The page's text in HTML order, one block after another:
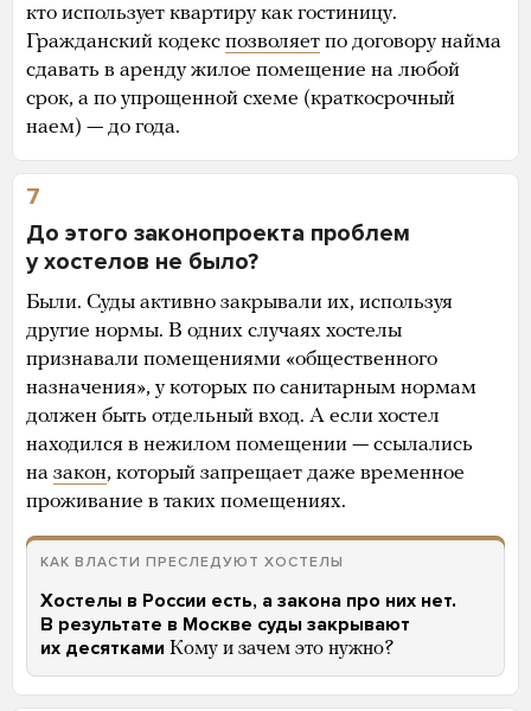
кто использует квартиру как гостиницу.
Гражданский кодекс позволяет по договору найма
сдавать в аренду жилое помещение на любой
срок, а по упрощенной схеме (краткосрочный
наем) — до года.
7
До этого законопроекта проблем
у хостелов не было?
Были. Суды активно закрывали их, используя
другие нормы. В одних случаях хостелы
признавали помещениями «общественного
назначения», у которых по санитарным нормам
должен быть отдельный вход. А если хостел
находился в нежилом помещении — ссылались
на закон, который запрещает даже временное
проживание в таких помещениях.
КАК ВЛАСТИ ПРЕСЛЕДУЮТ ХОСТЕЛЫ
Хостелы в России есть, а закона про них нет.
В результате в Москве суды закрывают
их десятками Кому и зачем это нужно?